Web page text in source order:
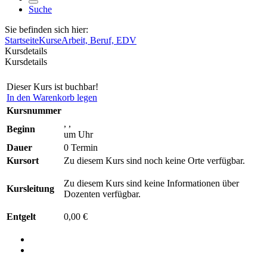
Suche
Sie befinden sich hier:
StartseiteKurseArbeit, Beruf, EDV
Kursdetails
Kursdetails
Dieser Kurs ist buchbar!
In den Warenkorb legen
Kursnummer
Beginn
, ,
um Uhr
Dauer
0 Termin
Kursort
Zu diesem Kurs sind noch keine Orte verfügbar.
Kursleitung
Zu diesem Kurs sind keine Informationen über
Dozenten verfügbar.
Entgelt 0,00 €